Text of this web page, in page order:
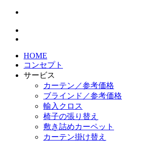
HOME
コンセプト
サービス
カーテン／参考価格
ブラインド／参考価格
輸入クロス
椅子の張り替え
敷き詰めカーペット
カーテン掛け替え